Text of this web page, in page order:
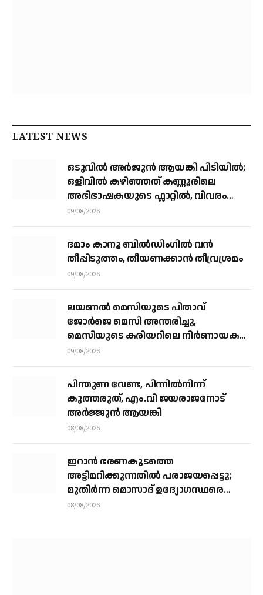
LATEST NEWS
ഒടുവിൽ അർജുൻ ആയങ്കി പിടിയിൽ;
ഒളിവിൽ കഴിഞ്ഞത് കണ്ണൂരിലെ
അഭിഭാഷകയുടെ ഫ്ലാറ്റിൽ, വിവരം
നൽകിയത് ഓട്ടോ ഡ്രൈവർ
09/08/2026
ദമാം കാനൂ ബിൽഡിംഗിൽ വൻ
തീപ്പിടുത്തം, തീയണക്കാൻ തീവ്രശ്രമം
09/08/2026
ലയണൽ മെസിയുടെ പിതാവ്
ജോർജെ മെസി അന്തരിച്ചു, ​
മെസിയുടെ കരിയറിലെ നിർണായക
ശക്തി
09/08/2026
പിന്തുണ വേണ്ട, പിന്നിൽനിന്ന്
കുത്തരുത്, എം.വി ജയരാജനോട്
അർജ്ജുൻ ആയങ്കി
08/08/2026
ഇറാന്‍ ഭരണകൂടത്തെ
അട്ടിമറിക്കുന്നതില്‍ പരാജയപ്പെട്ടു;
മുതിര്‍ന്ന മൊസാദ് ഉദ്യോഗസ്ഥരെ
പിരിച്ചുവിട്ടു
08/08/2026